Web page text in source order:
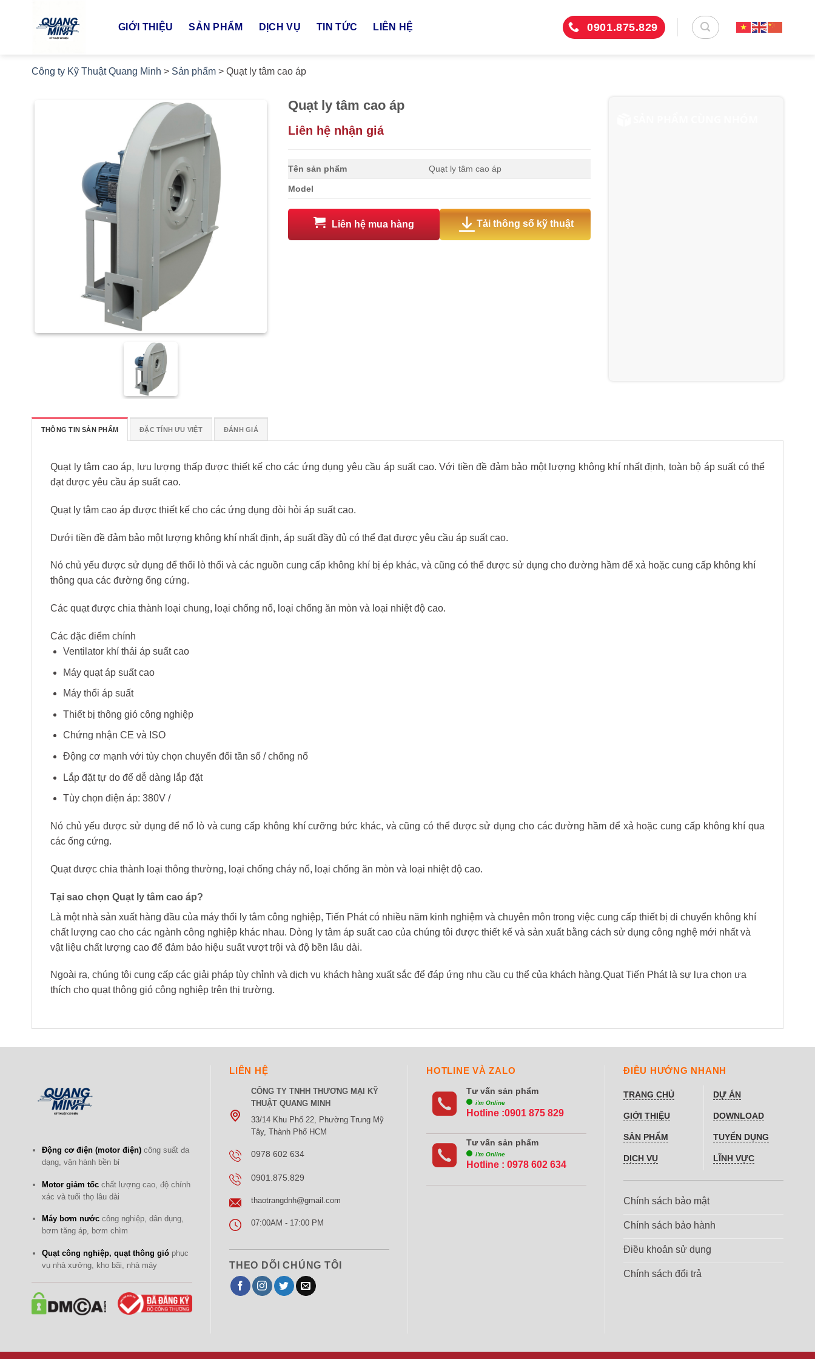
GIỚI THIỆU SẢN PHẨM DỊCH VỤ TIN TỨC LIÊN HỆ 0901.875.829
Công ty Kỹ Thuật Quang Minh > Sản phẩm > Quạt ly tâm cao áp
Quạt ly tâm cao áp
Liên hệ nhận giá
Tên sản phẩm Quạt ly tâm cao áp
Model
Liên hệ mua hàng Tải thông số kỹ thuật
THÔNG TIN SẢN PHẨM ĐẶC TÍNH ƯU VIỆT ĐÁNH GIÁ
Quạt ly tâm cao áp, lưu lượng thấp được thiết kế cho các ứng dụng yêu cầu áp suất cao. Với tiền đề đảm bảo một lượng không khí nhất định, toàn bộ áp suất có thể
đạt được yêu cầu áp suất cao.
Quạt ly tâm cao áp được thiết kế cho các ứng dụng đòi hỏi áp suất cao.
Dưới tiền đề đảm bảo một lượng không khí nhất định, áp suất đầy đủ có thể đạt được yêu cầu áp suất cao.
Nó chủ yếu được sử dụng để thổi lò thổi và các nguồn cung cấp không khí bị ép khác, và cũng có thể được sử dụng cho đường hầm để xả hoặc cung cấp không khí
thông qua các đường ống cứng.
Các quạt được chia thành loại chung, loại chống nổ, loại chống ăn mòn và loại nhiệt độ cao.
Các đặc điểm chính
Ventilator khí thải áp suất cao
Máy quạt áp suất cao
Máy thổi áp suất
Thiết bị thông gió công nghiệp
Chứng nhận CE và ISO
Động cơ mạnh với tùy chọn chuyển đổi tần số / chống nổ
Lắp đặt tự do để dễ dàng lắp đặt
Tùy chọn điện áp: 380V /
Nó chủ yếu được sử dụng để nổ lò và cung cấp không khí cưỡng bức khác, và cũng có thể được sử dụng cho các đường hầm để xả hoặc cung cấp không khí qua
các ống cứng.
Quạt được chia thành loại thông thường, loại chống cháy nổ, loại chống ăn mòn và loại nhiệt độ cao.
Tại sao chọn Quạt ly tâm cao áp?
Là một nhà sản xuất hàng đầu của máy thổi ly tâm công nghiệp, Tiến Phát có nhiều năm kinh nghiệm và chuyên môn trong việc cung cấp thiết bị di chuyển không khí
chất lượng cao cho các ngành công nghiệp khác nhau. Dòng ly tâm áp suất cao của chúng tôi được thiết kế và sản xuất bằng cách sử dụng công nghệ mới nhất và
vật liệu chất lượng cao để đảm bảo hiệu suất vượt trội và độ bền lâu dài.
Ngoài ra, chúng tôi cung cấp các giải pháp tùy chỉnh và dịch vụ khách hàng xuất sắc để đáp ứng nhu cầu cụ thể của khách hàng.Quạt Tiến Phát là sự lựa chọn ưa
thích cho quạt thông gió công nghiệp trên thị trường.
Động cơ điện (motor điện)công suất đa
dạng, vận hành bền bỉ
Motor giảm tốcchất lượng cao, độ chính
xác và tuổi thọ lâu dài
Máy bơm nướccông nghiệp, dân dụng,
bơm tăng áp, bơm chìm
Quạt công nghiệp, quạt thông gióphục
vụ nhà xưởng, kho bãi, nhà máy
LIÊN HỆ
CÔNG TY TNHH THƯƠNG MẠI KỸ
THUẬT QUANG MINH
33/14 Khu Phố 22, Phường Trung Mỹ
Tây, Thành Phố HCM
0978 602 634
0901.875.829
thaotrangdnh@gmail.com
07:00AM - 17:00 PM
THEO DÕI CHÚNG TÔI
HOTLINE VÀ ZALO
Tư vấn sản phẩm
i'm Online
Hotline :0901 875 829
Tư vấn sản phẩm
i'm Online
Hotline : 0978 602 634
ĐIỀU HƯỚNG NHANH
TRANG CHỦ
GIỚI THIỆU
SẢN PHẨM
DỊCH VỤ
DỰ ÁN
DOWNLOAD
TUYỂN DỤNG
LĨNH VỰC
Chính sách bảo mật
Chính sách bảo hành
Điều khoản sử dụng
Chính sách đổi trả